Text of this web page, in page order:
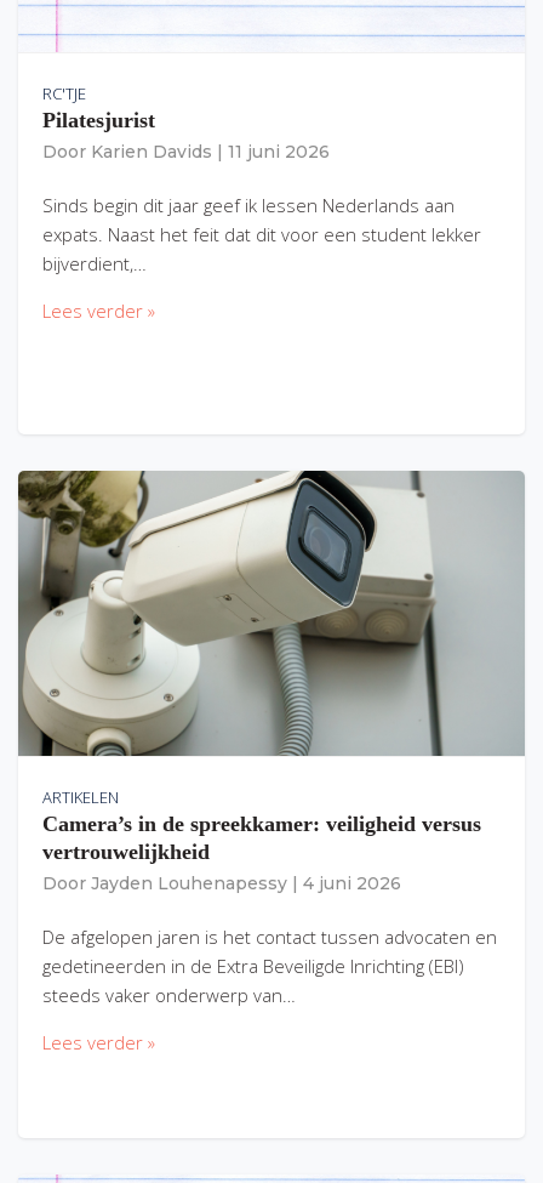
RC'TJE
Pilatesjurist
Door Karien Davids 11 juni 2026
Sinds begin dit jaar geef ik lessen Nederlands aan
expats. Naast het feit dat dit voor een student lekker
bijverdient,…
Lees verder »
ARTIKELEN
Camera’s in de spreekkamer: veiligheid versus
vertrouwelijkheid
Door Jayden Louhenapessy 4 juni 2026
De afgelopen jaren is het contact tussen advocaten en
gedetineerden in de Extra Beveiligde Inrichting (EBI)
steeds vaker onderwerp van…
Lees verder »